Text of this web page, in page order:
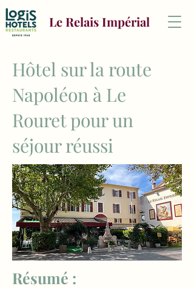
Le Relais Impérial
Hôtel sur la route
Napoléon à Le
Rouret pour un
séjour réussi
Résumé :